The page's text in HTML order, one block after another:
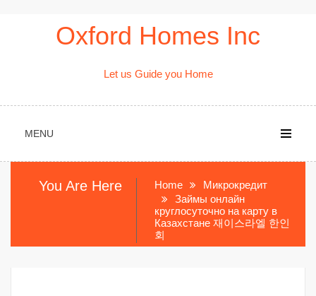
Oxford Homes Inc
Let us Guide you Home
MENU
You Are Here Home
Микрокредит
Займы онлайн
круглосуточно на карту в
Казахстане 재이스라엘 한인
회